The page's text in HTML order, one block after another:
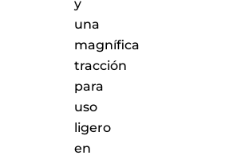
y
una
magnífica
tracción
para
uso
ligero
en